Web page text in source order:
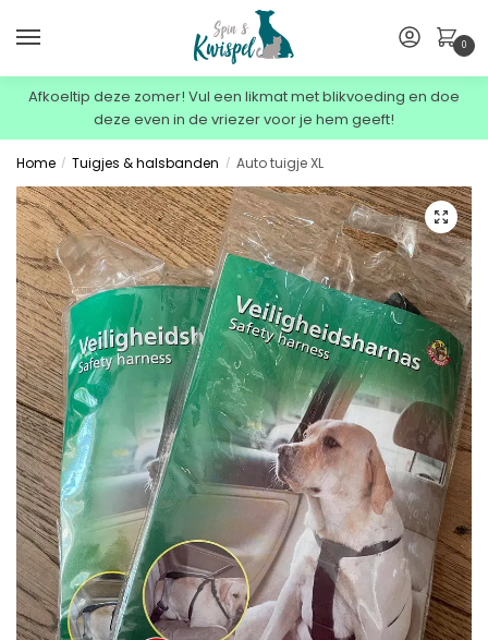
0
Afkoeltip deze zomer! Vul een likmat met blikvoeding en doe
deze even in de vriezer voor je hem geeft!
Home / Tuigjes & halsbanden / Auto tuigje XL